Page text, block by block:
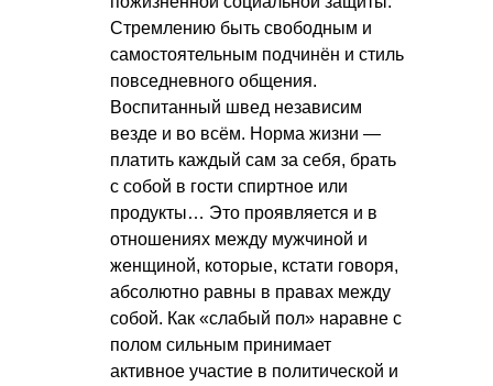
Стремлению быть свободным и
самостоятельным подчинён и стиль
повседневного общения.
Воспитанный швед независим
везде и во всём. Норма жизни —
платить каждый сам за себя, брать
с собой в гости спиртное или
продукты… Это проявляется и в
отношениях между мужчиной и
женщиной, которые, кстати говоря,
абсолютно равны в правах между
собой. Как «слабый пол» наравне с
полом сильным принимает
активное участие в политической и